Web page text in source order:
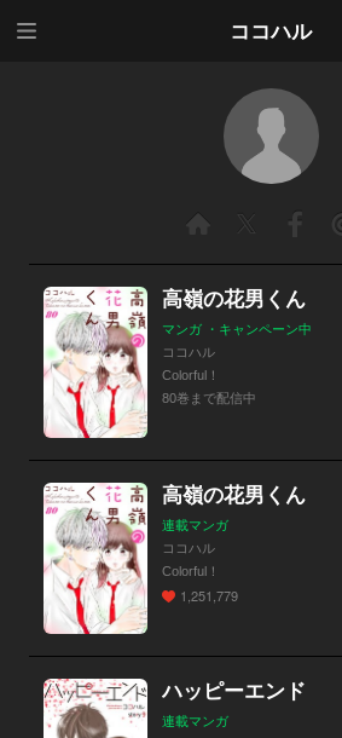
ココハル
高嶺の花男くん
マンガ ・キャンペーン中
ココハル
Colorful！
80巻まで配信中
高嶺の花男くん
連載マンガ
ココハル
Colorful！
1,251,779
ハッピーエンド
連載マンガ